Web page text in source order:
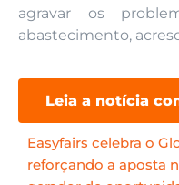
agravar os
abastecimento,
Leia a notícia
Easyfairs celebra o
reforçando a aposta